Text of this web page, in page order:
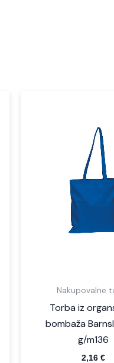
Nakupovalne
Torba iz
bombaža
g/m136
2,16€